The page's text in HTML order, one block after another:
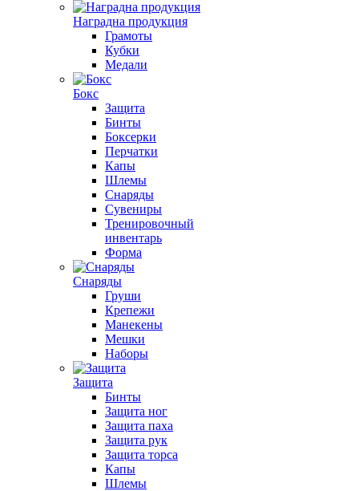
Наградна продукция
Грамоты
Кубки
Медали
Бокс
Защита
Бинты
Боксерки
Перчатки
Капы
Шлемы
Снаряды
Сувениры
Тренировочный
инвентарь
Форма
Снаряды
Груши
Крепежи
Манекены
Мешки
Наборы
Защита
Бинты
Защита ног
Защита паха
Защита рук
Защита торса
Капы
Шлемы